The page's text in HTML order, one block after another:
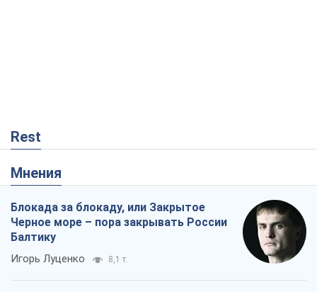
Rest
Мнения
Блокада за блокаду, или Закрытое
Черное море – пора закрывать России
Балтику
Игорь Луценко 8,1 т.